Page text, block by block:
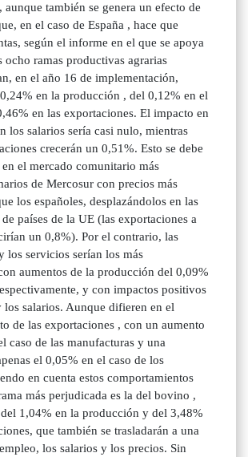
aunque también se genera un efecto de
en el caso de España , hace que
según el informe en el que se apoya
ocho ramas productivas agrarias
en el año 16 de implementación,
en la producción , del 0,12% en el
en las exportaciones. El impacto en
los salarios sería casi nulo, mientras
crecerán un 0,51%. Esto se debe
en el mercado comunitario más
de Mercosur con precios más
los españoles, desplazándolos en las
países de la UE (las exportaciones a
un 0,8%). Por el contrario, las
los servicios serían los más
aumentos de la producción del 0,09%
y con impactos positivos
los salarios. Aunque difieren en el
de las exportaciones , con un aumento
caso de las manufacturas y una
el 0,05% en el caso de los
en cuenta estos comportamientos
más perjudicada es la del bovino ,
1,04% en la producción y del 3,48%
que también se trasladarán a una
los salarios y los precios. Sin